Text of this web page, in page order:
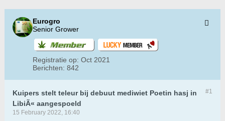
Eurogro
Senior Grower
Registratie op: Oct 2021
Berichten: 842
#1
Kuipers stelt teleur bij debuut mediwiet Poetin hasj in
LibiÃ« aangespoeld
15 February 2022, 16:40